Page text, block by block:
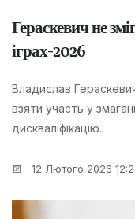
Гераскевич не
іграх-2026
Владислав
взяти участь у
дискваліфікацію.
12 Лютого 2026